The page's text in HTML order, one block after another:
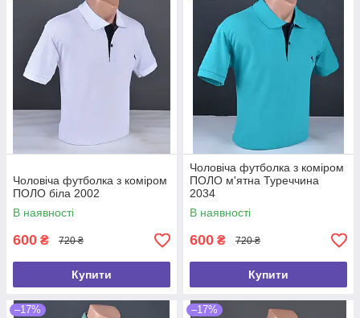
Чоловіча футболка з коміром
ПОЛО біла 2002
В наявності
600 ₴ 720 ₴
Купити
Чоловіча футболка з коміром
ПОЛО м'ятна Туреччина
2034
В наявності
600 ₴ 720 ₴
Купити
–17% –17%